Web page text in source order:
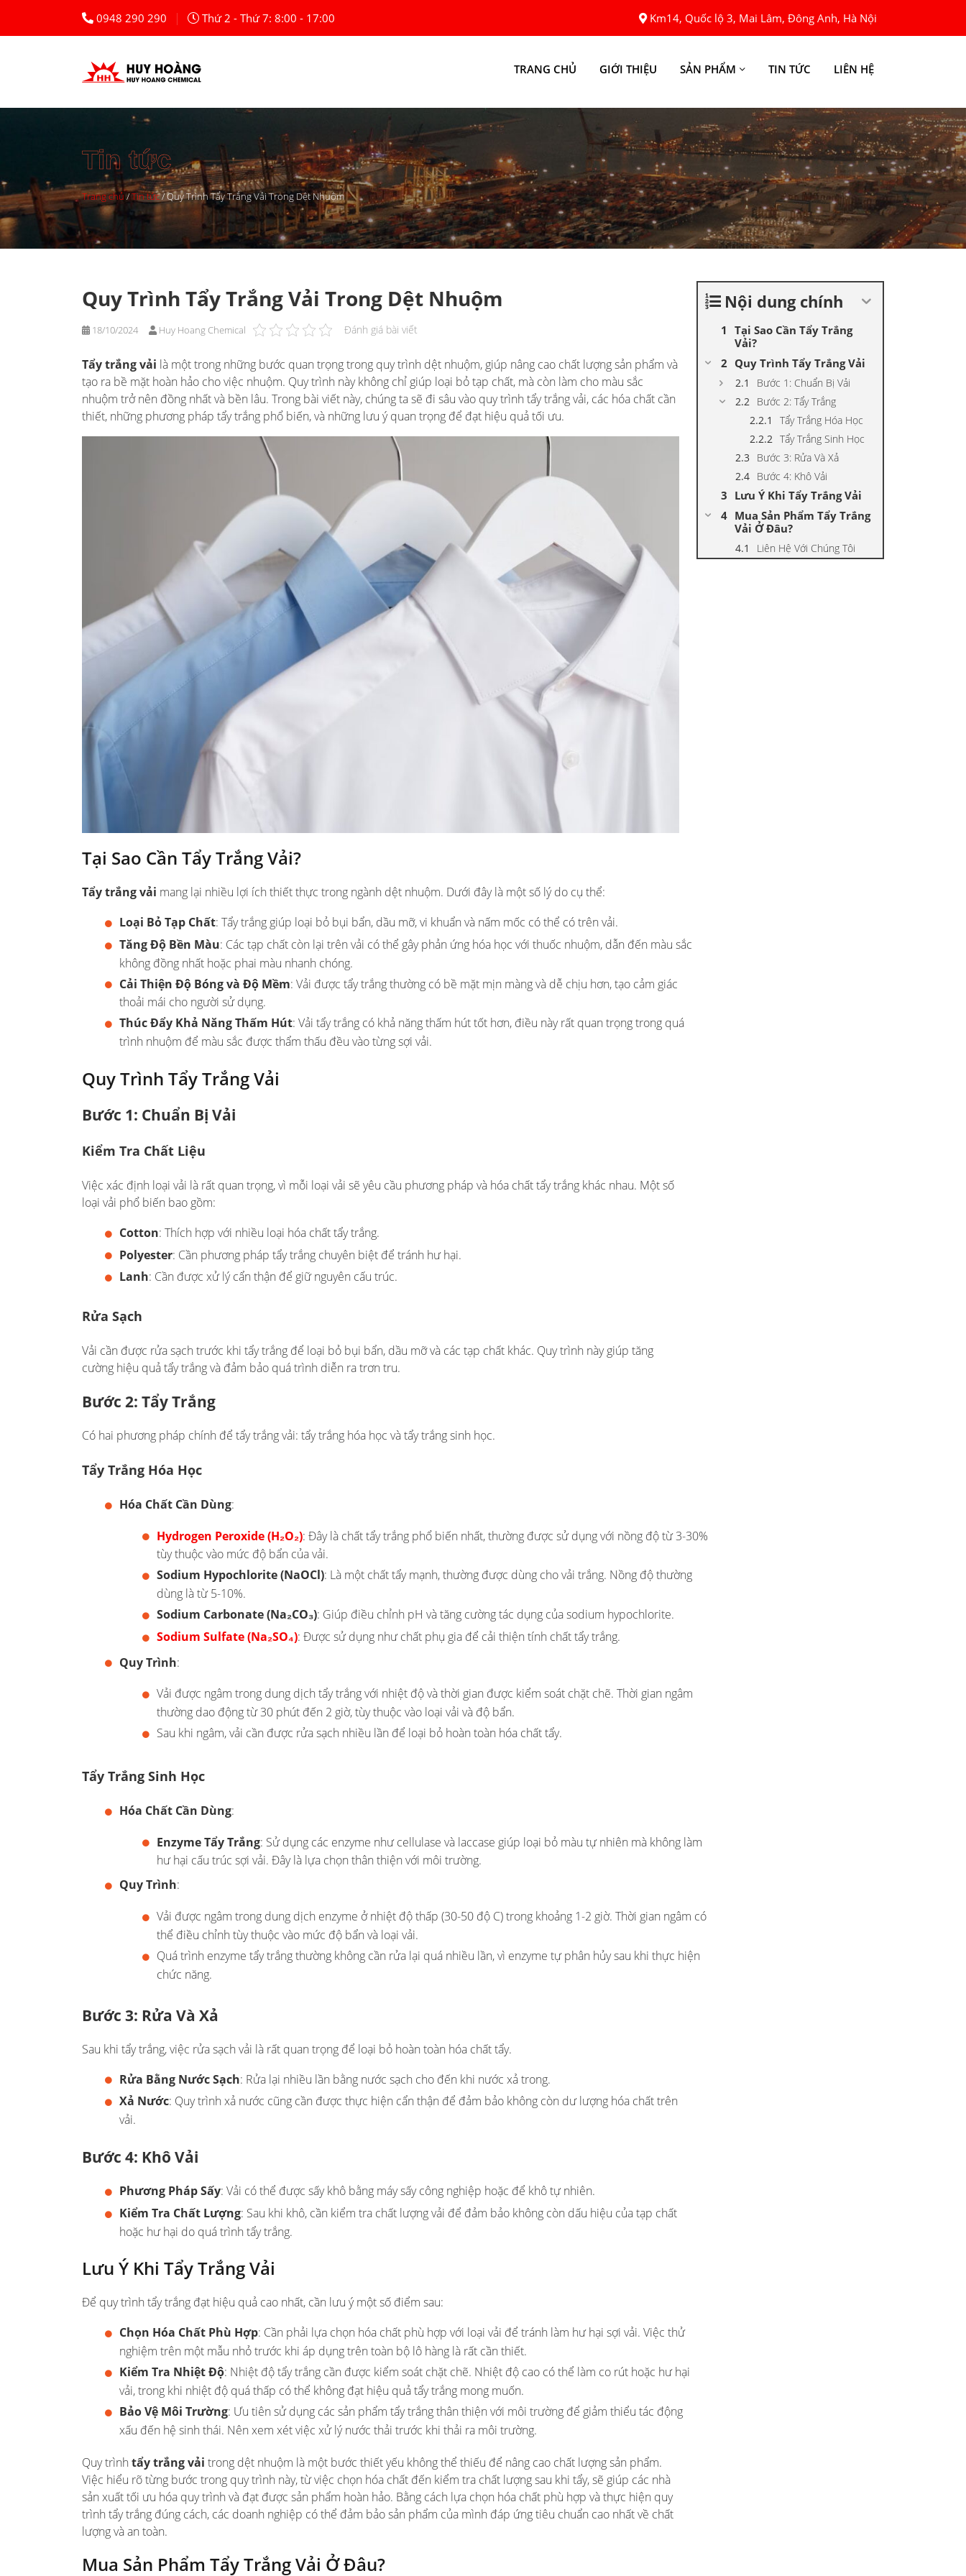
0948 290 290 | Thứ 2 - Thứ 7: 8:00 - 17:00 Km14, Quốc lộ 3, Mai Lâm, Đông Anh, Hà Nội
TRANG CHỦ GIỚI THIỆU SẢN PHẨM TIN TỨC LIÊN HỆ
Tin tức
Trang chủ/Tin tức/Quy Trình Tẩy Trắng Vải Trong Dệt Nhuộm
Quy Trình Tẩy Trắng Vải Trong Dệt Nhuộm
18/10/2024 Huy Hoang Chemical Đánh giá bài viết
Tẩy trắng vải là một trong những bước quan trọng trong quy trình dệt nhuộm, giúp nâng cao chất lượng sản phẩm và
tạo ra bề mặt hoàn hảo cho việc nhuộm. Quy trình này không chỉ giúp loại bỏ tạp chất, mà còn làm cho màu sắc
nhuộm trở nên đồng nhất và bền lâu. Trong bài viết này, chúng ta sẽ đi sâu vào quy trình tẩy trắng vải, các hóa chất cần
thiết, những phương pháp tẩy trắng phổ biến, và những lưu ý quan trọng để đạt hiệu quả tối ưu.
Tại Sao Cần Tẩy Trắng Vải?
Tẩy trắng vải mang lại nhiều lợi ích thiết thực trong ngành dệt nhuộm. Dưới đây là một số lý do cụ thể:
Loại Bỏ Tạp Chất: Tẩy trắng giúp loại bỏ bụi bẩn, dầu mỡ, vi khuẩn và nấm mốc có thể có trên vải.
Tăng Độ Bền Màu: Các tạp chất còn lại trên vải có thể gây phản ứng hóa học với thuốc nhuộm, dẫn đến màu sắc
không đồng nhất hoặc phai màu nhanh chóng.
Cải Thiện Độ Bóng và Độ Mềm: Vải được tẩy trắng thường có bề mặt mịn màng và dễ chịu hơn, tạo cảm giác
thoải mái cho người sử dụng.
Thúc Đẩy Khả Năng Thấm Hút: Vải tẩy trắng có khả năng thấm hút tốt hơn, điều này rất quan trọng trong quá
trình nhuộm để màu sắc được thẩm thấu đều vào từng sợi vải.
Quy Trình Tẩy Trắng Vải
Bước 1: Chuẩn Bị Vải
Kiểm Tra Chất Liệu
Việc xác định loại vải là rất quan trọng, vì mỗi loại vải sẽ yêu cầu phương pháp và hóa chất tẩy trắng khác nhau. Một số
loại vải phổ biến bao gồm:
Cotton: Thích hợp với nhiều loại hóa chất tẩy trắng.
Polyester: Cần phương pháp tẩy trắng chuyên biệt để tránh hư hại.
Lanh: Cần được xử lý cẩn thận để giữ nguyên cấu trúc.
Rửa Sạch
Vải cần được rửa sạch trước khi tẩy trắng để loại bỏ bụi bẩn, dầu mỡ và các tạp chất khác. Quy trình này giúp tăng
cường hiệu quả tẩy trắng và đảm bảo quá trình diễn ra trơn tru.
Bước 2: Tẩy Trắng
Có hai phương pháp chính để tẩy trắng vải: tẩy trắng hóa học và tẩy trắng sinh học.
Tẩy Trắng Hóa Học
Hóa Chất Cần Dùng:
Hydrogen Peroxide (H₂O₂): Đây là chất tẩy trắng phổ biến nhất, thường được sử dụng với nồng độ từ 3-30%
tùy thuộc vào mức độ bẩn của vải.
Sodium Hypochlorite (NaOCl): Là một chất tẩy mạnh, thường được dùng cho vải trắng. Nồng độ thường
dùng là từ 5-10%.
Sodium Carbonate (Na₂CO₃): Giúp điều chỉnh pH và tăng cường tác dụng của sodium hypochlorite.
Sodium Sulfate (Na₂SO₄): Được sử dụng như chất phụ gia để cải thiện tính chất tẩy trắng.
Quy Trình:
Vải được ngâm trong dung dịch tẩy trắng với nhiệt độ và thời gian được kiểm soát chặt chẽ. Thời gian ngâm
thường dao động từ 30 phút đến 2 giờ, tùy thuộc vào loại vải và độ bẩn.
Sau khi ngâm, vải cần được rửa sạch nhiều lần để loại bỏ hoàn toàn hóa chất tẩy.
Tẩy Trắng Sinh Học
Hóa Chất Cần Dùng:
Enzyme Tẩy Trắng: Sử dụng các enzyme như cellulase và laccase giúp loại bỏ màu tự nhiên mà không làm
hư hại cấu trúc sợi vải. Đây là lựa chọn thân thiện với môi trường.
Quy Trình:
Vải được ngâm trong dung dịch enzyme ở nhiệt độ thấp (30-50 độ C) trong khoảng 1-2 giờ. Thời gian ngâm có
thể điều chỉnh tùy thuộc vào mức độ bẩn và loại vải.
Quá trình enzyme tẩy trắng thường không cần rửa lại quá nhiều lần, vì enzyme tự phân hủy sau khi thực hiện
chức năng.
Bước 3: Rửa Và Xả
Sau khi tẩy trắng, việc rửa sạch vải là rất quan trọng để loại bỏ hoàn toàn hóa chất tẩy.
Rửa Bằng Nước Sạch: Rửa lại nhiều lần bằng nước sạch cho đến khi nước xả trong.
Xả Nước: Quy trình xả nước cũng cần được thực hiện cẩn thận để đảm bảo không còn dư lượng hóa chất trên
vải.
Bước 4: Khô Vải
Phương Pháp Sấy: Vải có thể được sấy khô bằng máy sấy công nghiệp hoặc để khô tự nhiên.
Kiểm Tra Chất Lượng: Sau khi khô, cần kiểm tra chất lượng vải để đảm bảo không còn dấu hiệu của tạp chất
hoặc hư hại do quá trình tẩy trắng.
Lưu Ý Khi Tẩy Trắng Vải
Để quy trình tẩy trắng đạt hiệu quả cao nhất, cần lưu ý một số điểm sau:
Chọn Hóa Chất Phù Hợp: Cần phải lựa chọn hóa chất phù hợp với loại vải để tránh làm hư hại sợi vải. Việc thử
nghiệm trên một mẫu nhỏ trước khi áp dụng trên toàn bộ lô hàng là rất cần thiết.
Kiểm Tra Nhiệt Độ: Nhiệt độ tẩy trắng cần được kiểm soát chặt chẽ. Nhiệt độ cao có thể làm co rút hoặc hư hại
vải, trong khi nhiệt độ quá thấp có thể không đạt hiệu quả tẩy trắng mong muốn.
Bảo Vệ Môi Trường: Ưu tiên sử dụng các sản phẩm tẩy trắng thân thiện với môi trường để giảm thiểu tác động
xấu đến hệ sinh thái. Nên xem xét việc xử lý nước thải trước khi thải ra môi trường.
Quy trình tẩy trắng vải trong dệt nhuộm là một bước thiết yếu không thể thiếu để nâng cao chất lượng sản phẩm.
Việc hiểu rõ từng bước trong quy trình này, từ việc chọn hóa chất đến kiểm tra chất lượng sau khi tẩy, sẽ giúp các nhà
sản xuất tối ưu hóa quy trình và đạt được sản phẩm hoàn hảo. Bằng cách lựa chọn hóa chất phù hợp và thực hiện quy
trình tẩy trắng đúng cách, các doanh nghiệp có thể đảm bảo sản phẩm của mình đáp ứng tiêu chuẩn cao nhất về chất
lượng và an toàn.
Mua Sản Phẩm Tẩy Trắng Vải Ở Đâu?
Nội dung chính
Tại Sao Cần Tẩy Trắng
Vải?
Quy Trình Tẩy Trắng Vải
Bước 1: Chuẩn Bị Vải
Bước 2: Tẩy Trắng
Tẩy Trắng Hóa Học
Tẩy Trắng Sinh Học
Bước 3: Rửa Và Xả
Bước 4: Khô Vải
Lưu Ý Khi Tẩy Trắng Vải
Mua Sản Phẩm Tẩy Trắng
Vải Ở Đâu?
Liên Hệ Với Chúng Tôi